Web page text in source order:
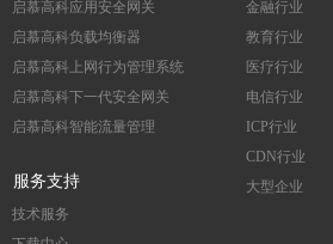
启慕高科应用安全网关
启慕高科负载均衡器
启慕高科上网行为管理系统
启慕高科下一代安全网关
启慕高科智能流量管理
服务支持
技术服务
金融行业
教育行业
医疗行业
电信行业
ICP行业
CDN行业
大型企业